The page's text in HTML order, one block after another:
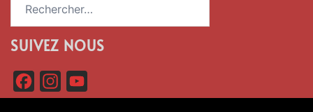
SUIVEZ NOUS
a
n
o